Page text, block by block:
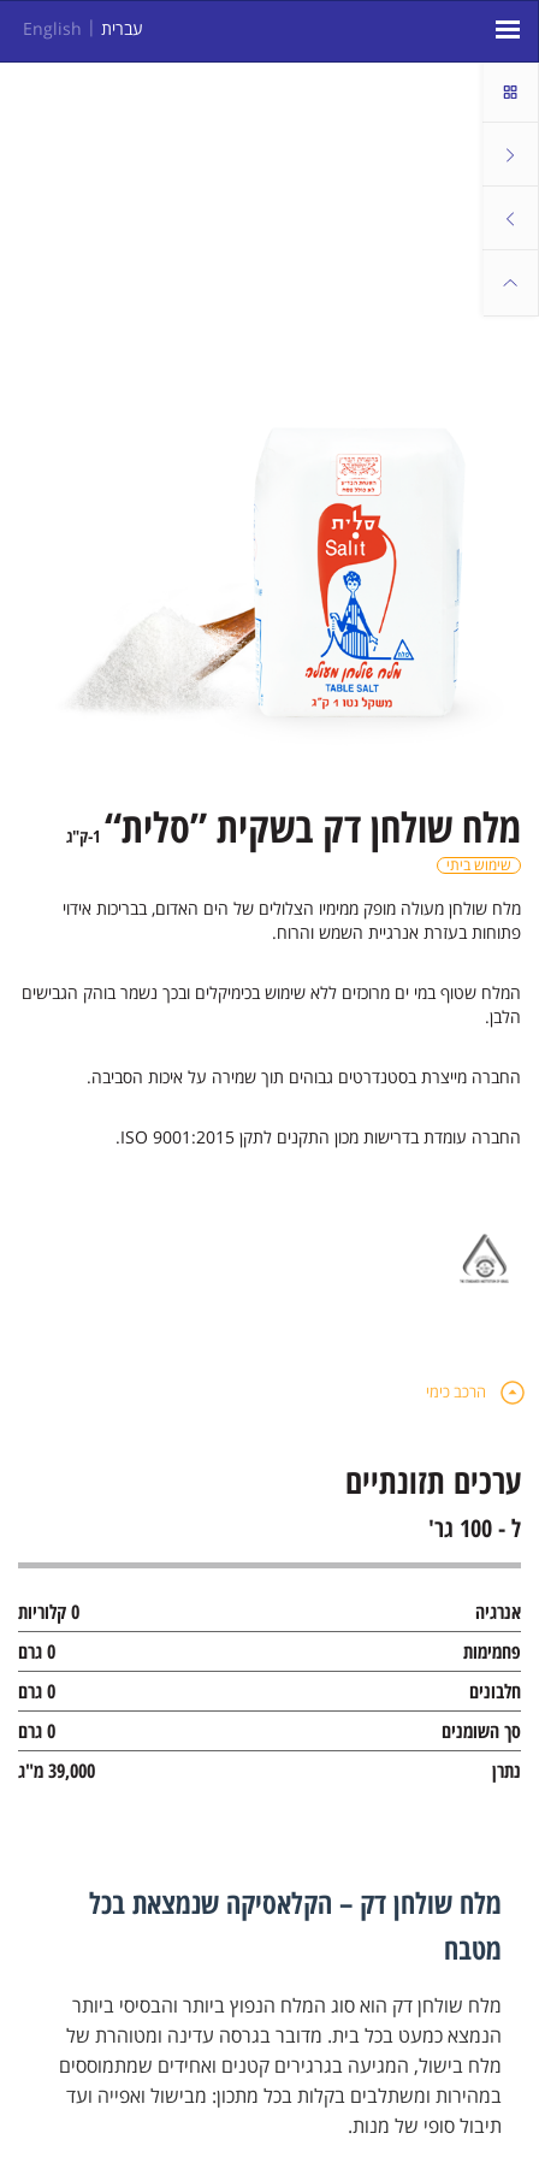
עברית English
מלח שולחן דק בשקית ”סלית“ 1-ק"ג
שימוש ביתי
מלח שולחן מעולה מופק ממימיו הצלולים של הים האדום, בבריכות אידוי
פתוחות בעזרת אנרגיית השמש והרוח.
המלח שטוף במי ים מרוכזים ללא שימוש בכימיקלים ובכך נשמר בוהק הגבישים
הלבן.
החברה מייצרת בסטנדרטים גבוהים תוך שמירה על איכות הסביבה.
החברה עומדת בדרישות מכון התקנים לתקן ISO 9001:2015.
הרכב כימי
ערכים תזונתיים
ל - 100 גר'
אנרגיה
0 קלוריות
פחמימות
0 גרם
חלבונים
0 גרם
סך השומנים
0 גרם
נתרן
39,000 מ"ג
מלח שולחן דק – הקלאסיקה שנמצאת בכל
מטבח
מלח שולחן דק הוא סוג המלח הנפוץ ביותר והבסיסי ביותר
הנמצא כמעט בכל בית. מדובר בגרסה עדינה ומטוהרת של
מלח בישול, המגיעה בגרגירים קטנים ואחידים שמתמוססים
במהירות ומשתלבים בקלות בכל מתכון: מבישול ואפייה ועד
תיבול סופי של מנות.